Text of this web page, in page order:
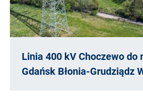
Linia 400 kV Choczewo do
Gdańsk Błonia-Grudziądz